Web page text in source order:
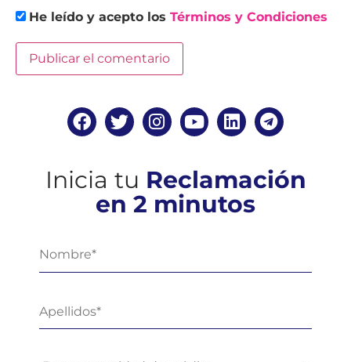
He leído y acepto los Términos y Condiciones
Inicia tu Reclamación
en 2 minutos